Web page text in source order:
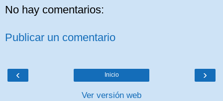
No hay comentarios:
Publicar un comentario
‹ ›
Inicio
Ver versión web